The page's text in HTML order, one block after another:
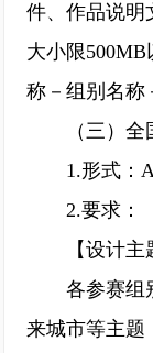
件、作品说明
大小限
称－组别名称
（三）全
1.形式：AI
2.要求：
【设计主
各参赛组别
来城市等主题